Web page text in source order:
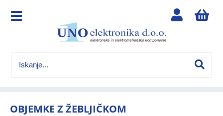
OBJEMKE Z ŽEBLJIČKOM